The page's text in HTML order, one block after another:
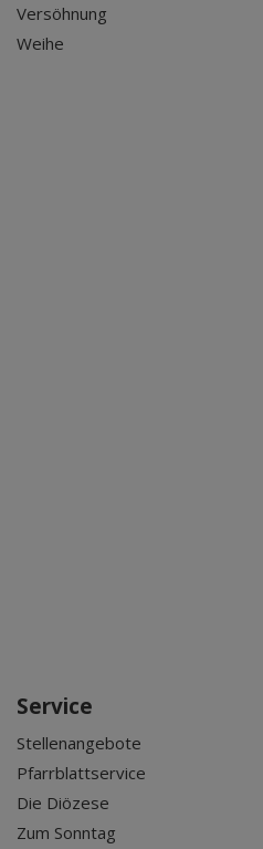
Versöhnung
Weihe
Service
Stellenangebote
Pfarrblattservice
Die Diözese
Zum Sonntag